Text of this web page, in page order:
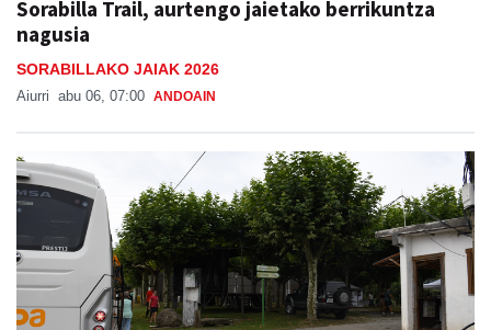
Sorabilla Trail, aurtengo jaietako berrikuntza
nagusia
SORABILLAKO JAIAK 2026
Aiurri abu 06, 07:00 ANDOAIN